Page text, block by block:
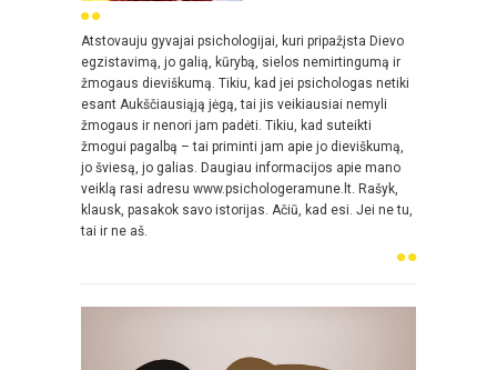
Atstovauju gyvajai psichologijai, kuri pripažįsta Dievo
egzistavimą, jo galią, kūrybą, sielos nemirtingumą ir
žmogaus dieviškumą. Tikiu, kad jei psichologas netiki
esant Aukščiausiąją jėgą, tai jis veikiausiai nemyli
žmogaus ir nenori jam padėti. Tikiu, kad suteikti
žmogui pagalbą – tai priminti jam apie jo dieviškumą,
jo šviesą, jo galias. Daugiau informacijos apie mano
veiklą rasi adresu www.psichologeramune.lt. Rašyk,
klausk, pasakok savo istorijas. Ačiū, kad esi. Jei ne tu,
tai ir ne aš.